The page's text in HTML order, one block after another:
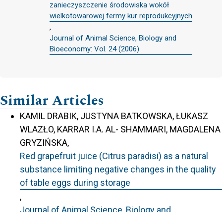
zanieczyszczenie środowiska wokół
wielkotowarowej fermy kur reprodukcyjnych
,
Journal of Animal Science, Biology and
Bioeconomy: Vol. 24 (2006)
Similar Articles
KAMIL DRABIK, JUSTYNA BATKOWSKA, ŁUKASZ
WLAZŁO, KARRAR I.A. AL- SHAMMARI, MAGDALENA
GRYZIŃSKA,
Red grapefruit juice (Citrus paradisi) as a natural
substance limiting negative changes in the quality
of table eggs during storage
,
Journal of Animal Science, Biology and